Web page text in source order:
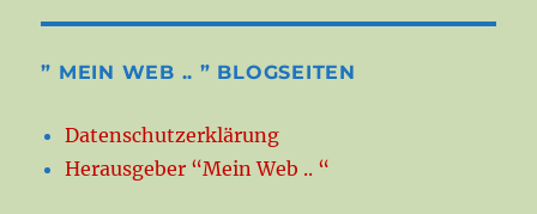
” MEIN WEB .. ” BLOGSEITEN
Datenschutzerklärung
Herausgeber “Mein Web .. “